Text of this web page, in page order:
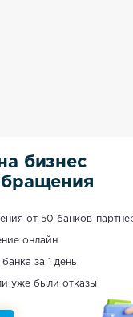
бизнес
от 50 банков-
онлайн
за 1 день
уже были отказы